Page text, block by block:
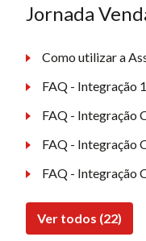
Jornada
Como utilizar a
FAQ - Integração
FAQ - Integração
FAQ - Integração
FAQ - Integração
Ver todos (22)